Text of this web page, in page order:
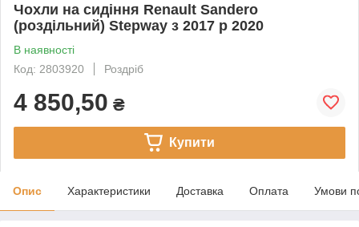
Чохли на сидіння Renault Sandero
(роздільний) Stepway з 2017 р 2020
В наявності
Код: 2803920
Роздріб
4 850,50 ₴
Купити
Опис Характеристики Доставка Оплата Умови